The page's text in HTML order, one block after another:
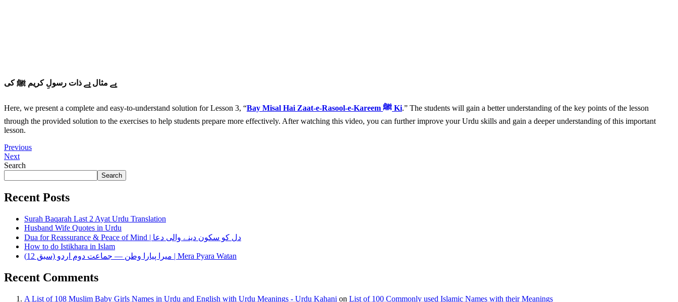
بے مثال ہے ذات رسولِ کریم ﷺ کی
Here, we present a complete and easy-to-understand solution for Lesson 3, “ Bay Misal Hai Zaat-e-Rasool-e-Kareem ﷺ Ki.” The students will gain a better understanding of the key points of the lesson
through the provided solution to the exercises to help students prepare more effectively. After watching this video, you can further improve your Urdu skills and gain a deeper understanding of this important
lesson.
Previous
Next
Search
Search
Recent Posts
Surah Baqarah Last 2 Ayat Urdu Translation
Husband Wife Quotes in Urdu
Dua for Reassurance & Peace of Mind | دل کو سکون دینے والی دعا
How to do Istikhara in Islam
میرا پیارا وطن — جماعت دوم اردو (سبق 12) | Mera Pyara Watan
Recent Comments
A List of 108 Muslim Baby Girls Names in Urdu and English with Urdu Meanings - Urdu Kahani on List of 100 Commonly used Islamic Names with their Meanings